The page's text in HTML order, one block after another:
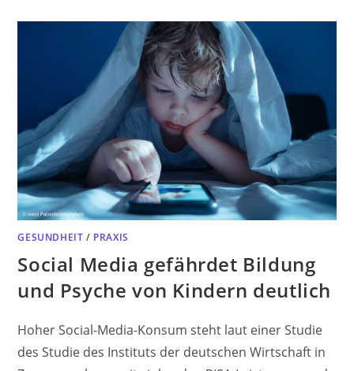
GESUNDHEIT / PRAXIS
Social Media gefährdet Bildung
und Psyche von Kindern deutlich
Hoher Social-Media-Konsum steht laut einer Studie
des Studie des Instituts der deutschen Wirtschaft in